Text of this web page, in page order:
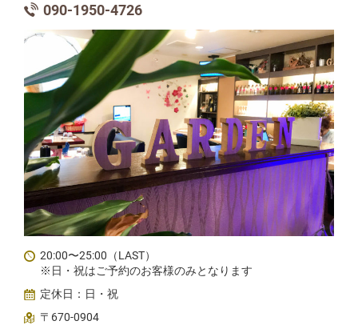
090-1950-4726
20:00〜25:00（LAST）
※日・祝はご予約のお客様のみとなります
定休日：日・祝
〒670-0904